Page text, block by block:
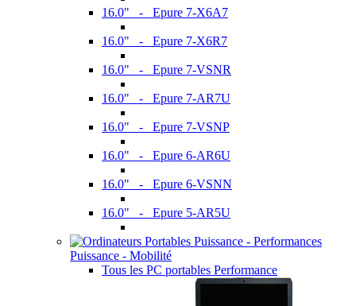
16.0" - Epure 7-X6A7
16.0" - Epure 7-X6R7
16.0" - Epure 7-VSNR
16.0" - Epure 7-AR7U
16.0" - Epure 7-VSNP
16.0" - Epure 6-AR6U
16.0" - Epure 6-VSNN
16.0" - Epure 5-AR5U
Puissance - Mobilité
Tous les PC portables Performance